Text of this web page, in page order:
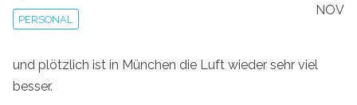
NOV
PERSONAL
und plötzlich ist in München die Luft wieder sehr viel
besser.